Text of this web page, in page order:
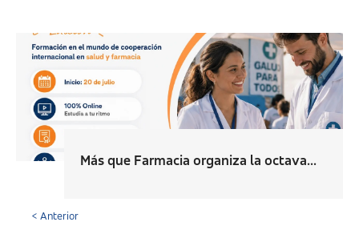
Más que Farmacia organiza la octava...
< Anterior